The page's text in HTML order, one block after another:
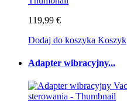
119,99 €
Dodaj do koszyka Koszyk
Adapter wibracyjny...